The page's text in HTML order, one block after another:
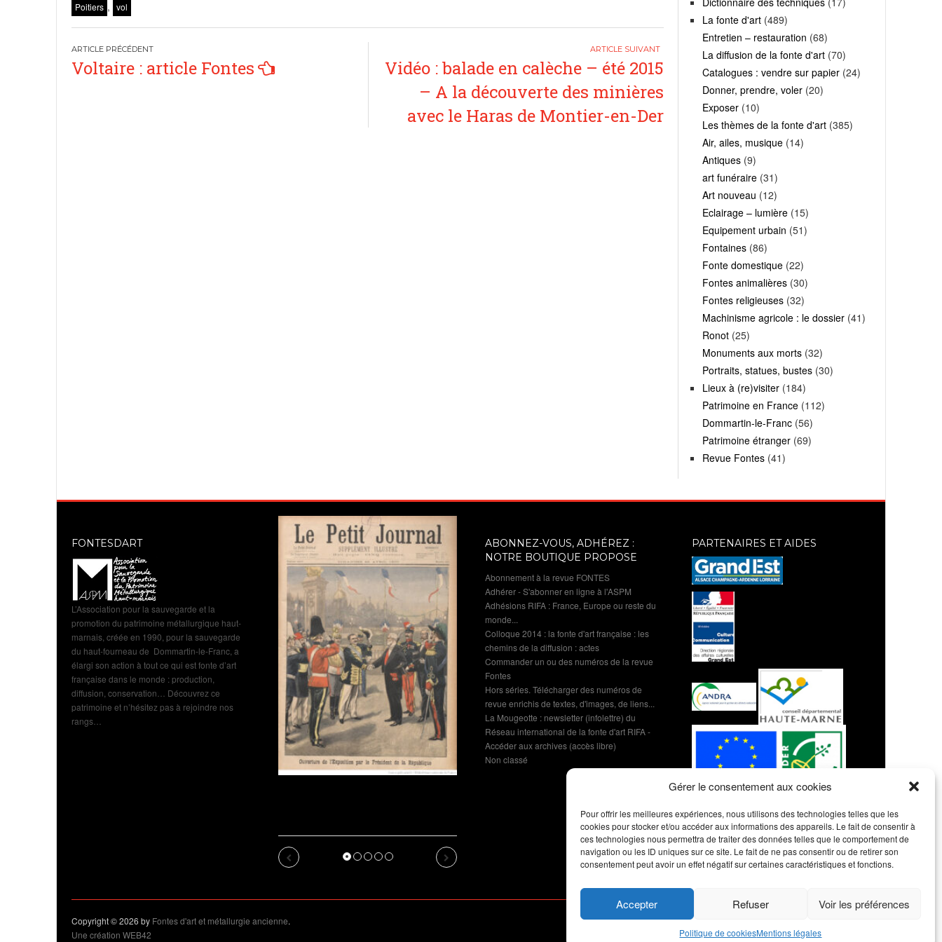
Gérer le consentement aux cookies
Pour offrir les meilleures expériences, nous utilisons des technologies telles que les
cookies pour stocker et/ou accéder aux informations des appareils. Le fait de consentir à
ces technologies nous permettra de traiter des données telles que le comportement de
navigation ou les ID uniques sur ce site. Le fait de ne pas consentir ou de retirer son
consentement peut avoir un effet négatif sur certaines caractéristiques et fonctions.
Accepter Refuser Voir les préférences
Politique de cookiesMentions légales
Poitiers , vol
Navigation
de
Voltaire : article Fontes
Vidéo : balade en calèche – été 2015
– A la découverte des minières
avec le Haras de Montier-en-Der
La fonte d'art (489)
Entretien – restauration (68)
La diffusion de la fonte d'art (70)
Catalogues : vendre sur papier (24)
Donner, prendre, voler (20)
Exposer (10)
Les thèmes de la fonte d'art (385)
Air, ailes, musique (14)
Antiques (9)
art funéraire (31)
Art nouveau (12)
Eclairage – lumière (15)
Equipement urbain (51)
Fontaines (86)
Fonte domestique (22)
Fontes animalières (30)
Fontes religieuses (32)
Machinisme agricole : le dossier (41)
Ronot (25)
Monuments aux morts (32)
Portraits, statues, bustes (30)
Lieux à (re)visiter (184)
Patrimoine en France (112)
Dommartin-le-Franc (56)
Patrimoine étranger (69)
Revue Fontes (41)
FONTESDART
L’Association pour la sauvegarde et la
promotion du patrimoine métallurgique haut-
marnais, créée en 1990, pour la sauvegarde
du haut-fourneau de Dommartin-le-Franc, a
élargi son action à tout ce qui est fonte d’art
française dans le monde : production,
diffusion, conservation… Découvrez ce
patrimoine et n’hésitez pas à rejoindre nos
rangs…
Revue de presse : l’Union
annonce l’Exposition de
Dommartin-le-Franc
Previous Next
ABONNEZ-VOUS, ADHÉREZ :
NOTRE BOUTIQUE PROPOSE
Abonnement à la revue FONTES
Adhérer - S'abonner en ligne à l'ASPM
Adhésions RIFA : France, Europe ou reste du
monde...
Colloque 2014 : la fonte d'art française : les
chemins de la diffusion : actes
Commander un ou des numéros de la revue
Fontes
Hors séries. Télécharger des numéros de
revue enrichis de textes, d'images, de liens...
La Mougeotte : newsletter (infolettre) du
Réseau international de la fonte d'art RIFA -
Accéder aux archives (accès libre)
Non classé
PARTENAIRES ET AIDES
Copyright © 2026 by Fontes d'art et métallurgie ancienne.
Une création WEB42